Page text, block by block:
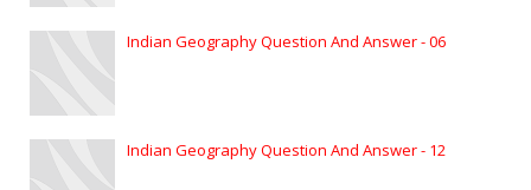
Indian Geography Question And Answer - 06
Indian Geography Question And Answer - 12